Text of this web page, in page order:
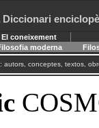
Diccionari
El coneixement
moderna
autors, conceptes, textos,